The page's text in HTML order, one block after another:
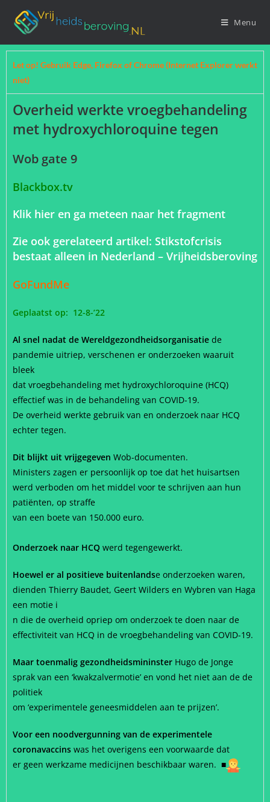
Menu
Let op! Gebruik Edge, Firefox of Chrome (Internet Explorer werkt
niet)
Overheid werkte vroegbehandeling
met hydroxychloroquine tegen
Wob gate 9
Blackbox.tv
Klik hier en ga meteen naar het fragment
Zie ook gerelateerd artikel: Stikstofcrisis
bestaat alleen in Nederland – Vrijheidsberoving
GoFundMe
Geplaatst op: 12-8-’22
Al snel nadat de Wereldgezondheidsorganisatie de
pandemie uitriep, verschenen er onderzoeken waaruit
bleek
dat vroegbehandeling met hydroxychloroquine (HCQ)
effectief was in de behandeling van COVID-19.
De overheid werkte gebruik van en onderzoek naar HCQ
echter tegen.
Dit blijkt uit vrijgegeven Wob-documenten.
Ministers zagen er persoonlijk op toe dat het huisartsen
werd verboden om het middel voor te schrijven aan hun
patiënten, op straffe
van een boete van 150.000 euro.
Onderzoek naar HCQ werd tegengewerkt.
Hoewel er al positieve buitenlandse onderzoeken waren,
dienden Thierry Baudet, Geert Wilders en Wybren van Haga
een motie i
n die de overheid opriep om onderzoek te doen naar de
effectiviteit van HCQ in de vroegbehandeling van COVID-19.
Maar toenmalig gezondheidsmininster Hugo de Jonge
sprak van een ‘kwakzalvermotie’ en vond het niet aan de de
politiek
om ‘experimentele geneesmiddelen aan te prijzen’.
Voor een noodvergunning van de experimentele
coronavaccins was het overigens een voorwaarde dat
er geen werkzame medicijnen beschikbaar waren. ■